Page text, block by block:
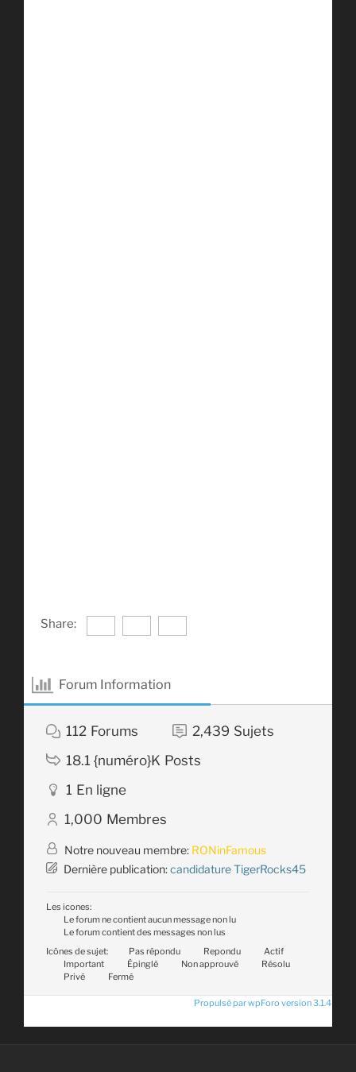
Share:
Forum Information
112 Forums 2,439 Sujets
18.1 {numéro}K Posts
1 En ligne
1,000 Membres
Notre nouveau membre: RONinFamous
Dernière publication:candidature TigerRocks45
Les icones:
Le forum ne contient aucun message non lu
Le forum contient des messages non lus
Icônes de sujet:
Pas répondu Repondu
Actif
Important
Épinglé Non approuvé
Résolu
Privé
Fermé
Propulsé par wpForo version 3.1.4